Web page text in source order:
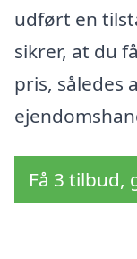
udført en
sikrer, at du
pris, således
Få 3 tilbud,